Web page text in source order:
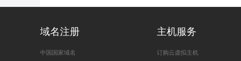
域名注册
中国国家域名
主机服务
订购云虚拟主机